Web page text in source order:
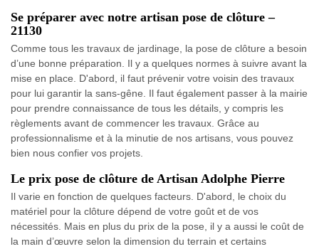
Se préparer avec notre artisan pose de clôture –
21130
Comme tous les travaux de jardinage, la pose de clôture a besoin
d’une bonne préparation. Il y a quelques normes à suivre avant la
mise en place. D'abord, il faut prévenir votre voisin des travaux
pour lui garantir la sans-gêne. Il faut également passer à la mairie
pour prendre connaissance de tous les détails, y compris les
règlements avant de commencer les travaux. Grâce au
professionnalisme et à la minutie de nos artisans, vous pouvez
bien nous confier vos projets.
Le prix pose de clôture de Artisan Adolphe Pierre
Il varie en fonction de quelques facteurs. D'abord, le choix du
matériel pour la clôture dépend de votre goût et de vos
nécessités. Mais en plus du prix de la pose, il y a aussi le coût de
la main d’œuvre selon la dimension du terrain et certains